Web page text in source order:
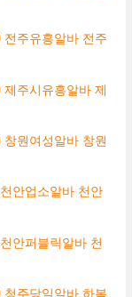
주유흥알바 전주
주시유흥알바 제
원여성알바 창원
안업소알바 천안
안퍼블릭알바 천